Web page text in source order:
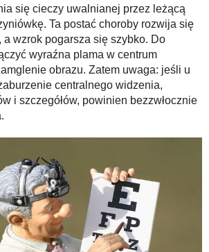
się cieczy uwalnianej przez leżącą
Ta postać choroby rozwija się
a wzrok pogarsza się szybko. Do
wyraźna plama w centrum
obrazu. Zatem uwaga: jeśli u
centralnego widzenia,
i szczegółów, powinien bezzwłocznie